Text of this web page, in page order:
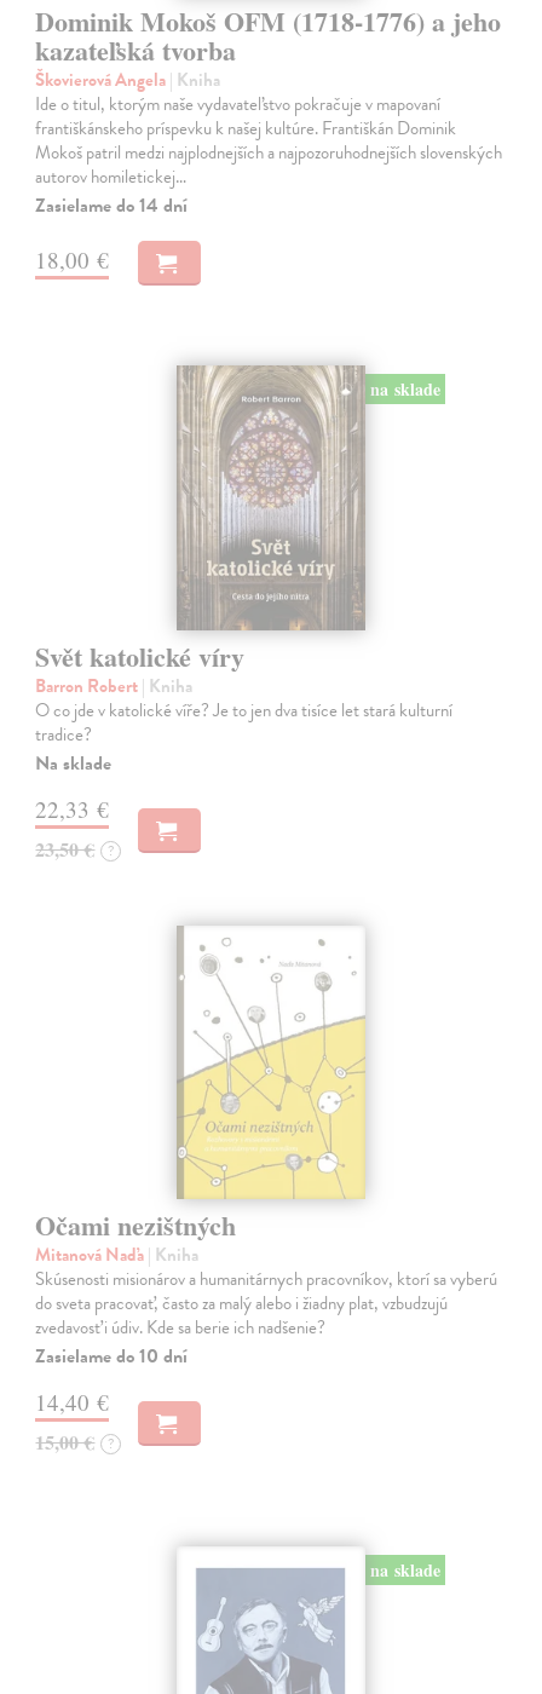
Dominik Mokoš OFM (1718-1776) a jeho
kazateľská tvorba
Škovierová Angela| Kniha
Ide o titul, ktorým naše vydavateľstvo pokračuje v mapovaní
františkánskeho príspevku k našej kultúre. Františkán Dominik
Mokoš patril medzi najplodnejších a najpozoruhodnejších slovenských
autorov homiletickej…
Zasielame do 14 dní
18,00 €
na sklade
Svět katolické víry
Barron Robert| Kniha
O co jde v katolické víře? Je to jen dva tisíce let stará kulturní
tradice?
Na sklade
22,33 €
23,50 € ?
Očami nezištných
Mitanová Naďa| Kniha
Skúsenosti misionárov a humanitárnych pracovníkov, ktorí sa vyberú
do sveta pracovať, často za malý alebo i žiadny plat, vzbudzujú
zvedavosť i údiv. Kde sa berie ich nadšenie?
Zasielame do 10 dní
14,40 €
15,00 € ?
na sklade